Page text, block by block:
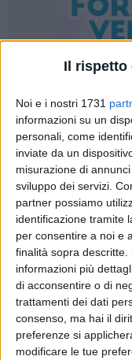
Il rispetto
Noi e i nostri 1731
informazioni su un
personali, come
inviate da un
misurazione di
sviluppo dei servizi.
partner possiamo
identificazione tramite
per consentire a noi e
finalità sopra
informazioni più
di acconsentire o di
trattamenti dei dati
consenso, ma hai il
preferenze si
modificare le tue
5
La sezioneADISCO di
Lella Di Reda ,
Città di Bisceglie,
Sangue cordonale
"Denatalità. Stato
venerdì 19 gennaio
EPASS "Don Pierino